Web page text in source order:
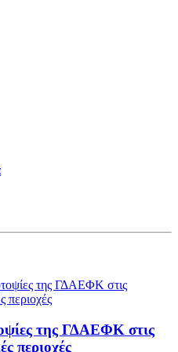
της ΓΔΑΕΦΚ στις
περιοχές